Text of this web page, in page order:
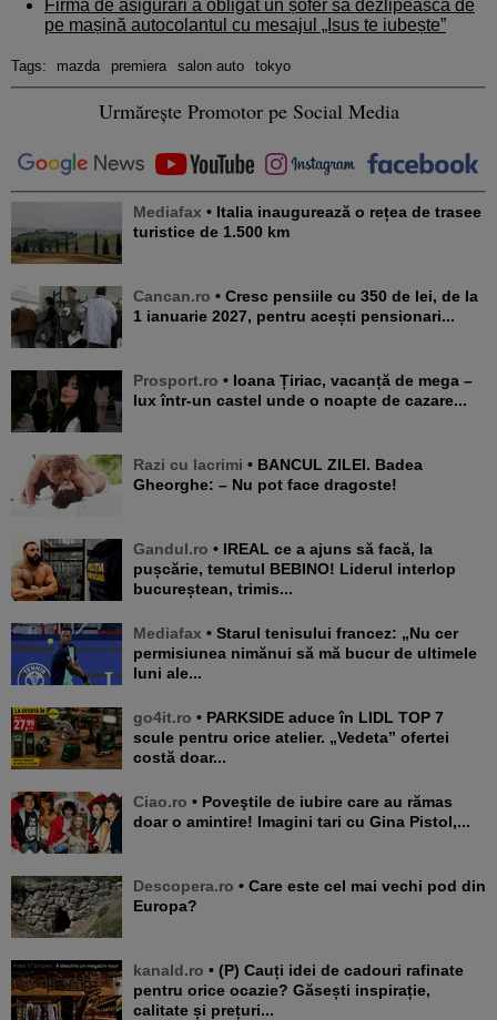
Firma de asigurări a obligat un șofer să dezlipească de
pe mașină autocolantul cu mesajul „Isus te iubește”
Tags: mazda premiera salon auto tokyo
Urmărește Promotor pe Social Media
Mediafax • Italia inaugurează o rețea de trasee
turistice de 1.500 km
Cancan.ro • Cresc pensiile cu 350 de lei, de la
1 ianuarie 2027, pentru acești pensionari...
Prosport.ro • Ioana Țiriac, vacanță de mega –
lux într-un castel unde o noapte de cazare...
Razi cu lacrimi • BANCUL ZILEI. Badea
Gheorghe: – Nu pot face dragoste!
Gandul.ro • IREAL ce a ajuns să facă, la
pușcărie, temutul BEBINO! Liderul interlop
bucureștean, trimis...
Mediafax • Starul tenisului francez: „Nu cer
permisiunea nimănui să mă bucur de ultimele
luni ale...
go4it.ro • PARKSIDE aduce în LIDL TOP 7
scule pentru orice atelier. „Vedeta” ofertei
costă doar...
Ciao.ro • Poveştile de iubire care au rămas
doar o amintire! Imagini tari cu Gina Pistol,...
Descopera.ro • Care este cel mai vechi pod din
Europa?
kanald.ro • (P) Cauți idei de cadouri rafinate
pentru orice ocazie? Găsești inspirație,
calitate și prețuri...